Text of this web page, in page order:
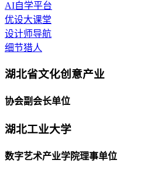
AI自学平台
优设大课堂
设计师导航
细节猎人
湖北省文化创意产业
协会副会长单位
湖北工业大学
数字艺术产业学院理事单位